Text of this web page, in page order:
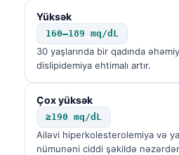
Yüksək
160–189 mq/dL
30 yaşlarında bir qadında
dislipidemiya ehtimalı artır.
Çox yüksək
≥190 mq/dL
Ailəvi hiperkolesterolemiya və
nümunəni ciddi şəkildə